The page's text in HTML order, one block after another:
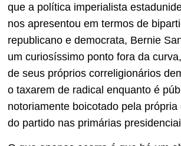
que a política imperialista
nos apresentou em termos de
republicano e democrata, Bernie
um curiosíssimo ponto fora da
de seus próprios correligionários
o taxarem de radical enquanto é
notoriamente boicotado pela própria
do partido nas primárias